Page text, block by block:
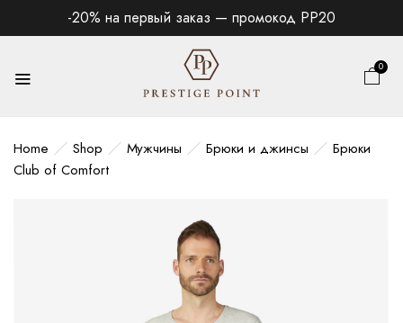
-20% на первый заказ — промокод PP20
0
Home Shop Мужчины Брюки и джинсы
Брюки
Club of Comfort